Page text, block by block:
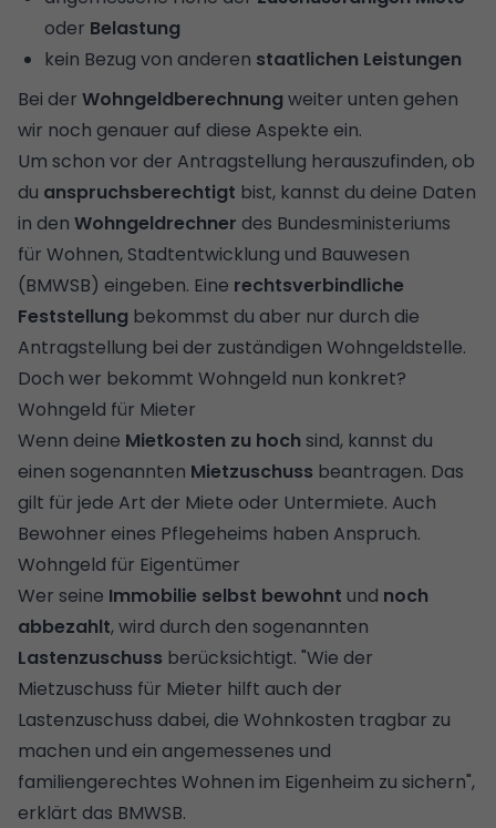
oder Belastung
kein Bezug von anderen staatlichen Leistungen
Bei der Wohngeldberechnung weiter unten gehen
wir noch genauer auf diese Aspekte ein.
Um schon vor der Antragstellung herauszufinden, ob
du anspruchsberechtigt bist, kannst du deine Daten
in den Wohngeldrechner des Bundesministeriums
für Wohnen, Stadtentwicklung und Bauwesen
(BMWSB) eingeben. Eine rechtsverbindliche
Feststellung bekommst du aber nur durch die
Antragstellung bei der zuständigen Wohngeldstelle.
Doch wer bekommt Wohngeld nun konkret?
Wohngeld für Mieter
Wenn deine Mietkosten zu hoch sind, kannst du
einen sogenannten Mietzuschuss beantragen. Das
gilt für jede Art der Miete oder Untermiete. Auch
Bewohner eines Pflegeheims haben Anspruch.
Wohngeld für Eigentümer
Wer seine Immobilie selbst bewohnt und noch
abbezahlt, wird durch den sogenannten
Lastenzuschuss berücksichtigt. "Wie der
Mietzuschuss für Mieter hilft auch der
Lastenzuschuss dabei, die Wohnkosten tragbar zu
machen und ein angemessenes und
familiengerechtes Wohnen im Eigenheim zu sichern",
erklärt das BMWSB.